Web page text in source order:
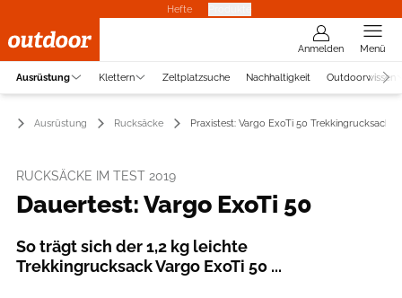
Hefte
Anmelden Menü
Ausrüstung Klettern Zeltplatzsuche Nachhaltigkeit Outdoorwissen
Ausrüstung Rucksäcke Praxistest: Vargo ExoTi 50 Trekkingrucksack
RUCKSÄCKE IM TEST 2019
Dauertest: Vargo ExoTi 50
So trägt sich der 1,2 kg leichte
Trekkingrucksack Vargo ExoTi 50 ...